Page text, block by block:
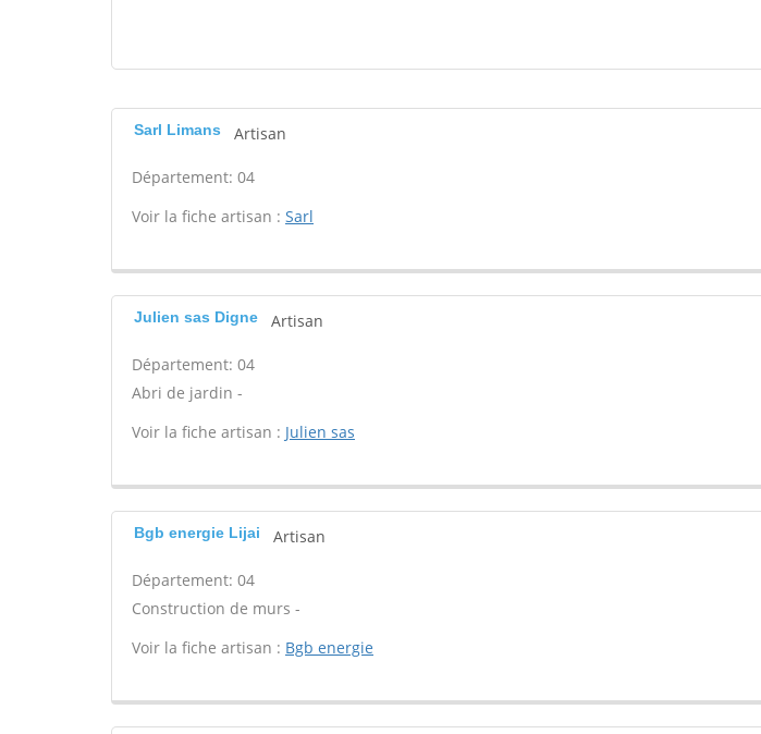
Sarl Limans Artisan
Département: 04
Voir la fiche artisan : Sarl
Julien sas Digne Artisan
Département: 04
Abri de jardin -
Voir la fiche artisan : Julien sas
Bgb energie Lijai Artisan
Département: 04
Construction de murs -
Voir la fiche artisan : Bgb energie